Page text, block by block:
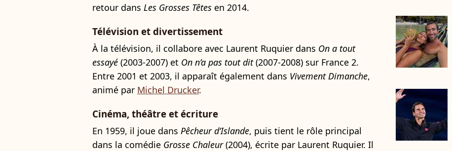
retour dans Les Grosses Têtes en 2014.
Télévision et divertissement
À la télévision, il collabore avec Laurent Ruquier dans On a tout
essayé (2003-2007) et On n’a pas tout dit(2007-2008) sur France 2.
Entre 2001 et 2003, il apparaît également dans Vivement Dimanche,
animé par Michel Drucker.
Cinéma, théâtre et écriture
En 1959, il joue dans Pêcheur d’Islande, puis tient le rôle principal
dans la comédie Grosse Chaleur(2004), écrite par Laurent Ruquier. Il